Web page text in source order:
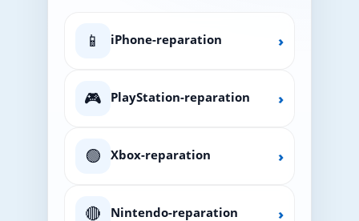
📱 iPhone-reparation ›
🎮 PlayStation-reparation ›
🟢 Xbox-reparation ›
🔴 Nintendo-reparation ›